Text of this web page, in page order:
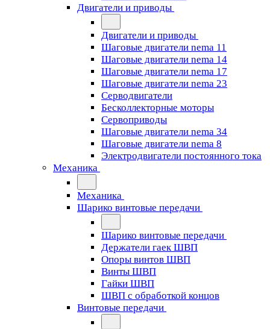
Двигатели и приводы
Двигатели и приводы
Шаговые двигатели nema 11
Шаговые двигатели nema 14
Шаговые двигатели nema 17
Шаговые двигатели nema 23
Cерводвигатели
Бесколлекторные моторы
Сервоприводы
Шаговые двигатели nema 34
Шаговые двигатели nema 8
Электродвигатели постоянного тока
Механика
Механика
Шарико винтовые передачи
Шарико винтовые передачи
Держатели гаек ШВП
Опоры винтов ШВП
Винты ШВП
Гайки ШВП
ШВП с обработкой концов
Винтовые передачи